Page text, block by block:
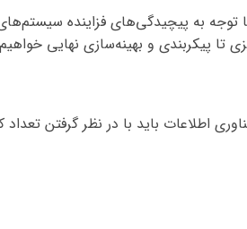
توجه به پیچیدگی‌های فزاینده
تا پیکربندی و بهینه‌سازی نهایی
اطلاعات باید با در نظر گرفتن تعداد